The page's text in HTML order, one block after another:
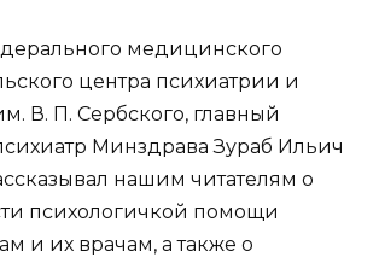
медицинского
центра психиатрии и
В. П. Сербского, главный
Минздрава Зураб Ильич
нашим читателям о
психологичкой помощи
и их врачам, а также о